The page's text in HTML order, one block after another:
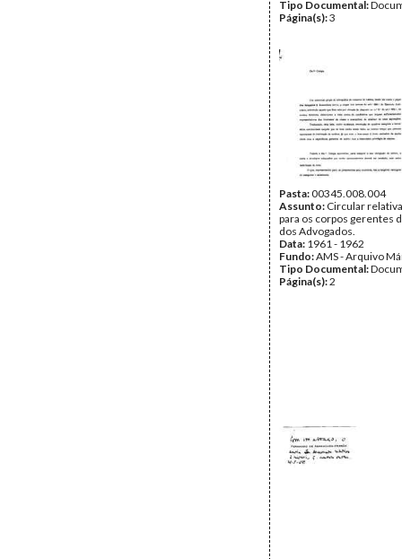
Tipo Documental:
Página(s):3
Pasta:00345.008.004
Assunto: Circular
para os corpos gerentes
dos Advogados.
Data: 1961 - 1962
Fundo:AMS - Arquivo
Tipo Documental:
Página(s):2